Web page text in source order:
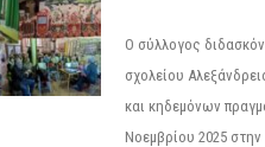
Ο σύλλογος
σχολείου
και κηδεμόνων
Νοεμβρίου 2025